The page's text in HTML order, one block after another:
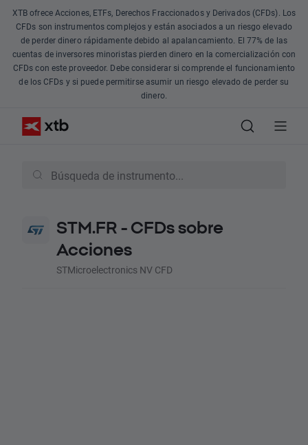
XTB ofrece Acciones, ETFs, Derechos Fraccionados y Derivados (CFDs). Los
CFDs son instrumentos complejos y están asociados a un riesgo elevado
de perder dinero rápidamente debido al apalancamiento. El 77% de las
cuentas de inversores minoristas pierden dinero en la comercialización con
CFDs con este proveedor. Debe considerar si comprende el funcionamiento
de los CFDs y si puede permitirse asumir un riesgo elevado de perder su
dinero.
STM.FR - CFDs sobre
Acciones
STMicroelectronics NV CFD